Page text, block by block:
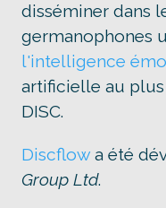
disséminer dans
germanophones
l'intelligence
artificielle au
DISC.
Discflow a été
Group Ltd.